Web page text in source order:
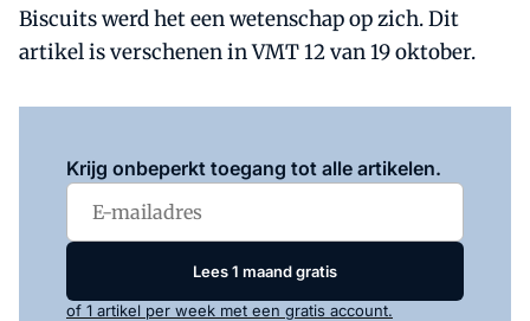
Biscuits werd het een wetenschap op zich. Dit
artikel is verschenen in VMT 12 van 19 oktober.
Krijg onbeperkt toegang tot alle artikelen.
Lees 1 maand gratis
of 1 artikel per week met een gratis account.